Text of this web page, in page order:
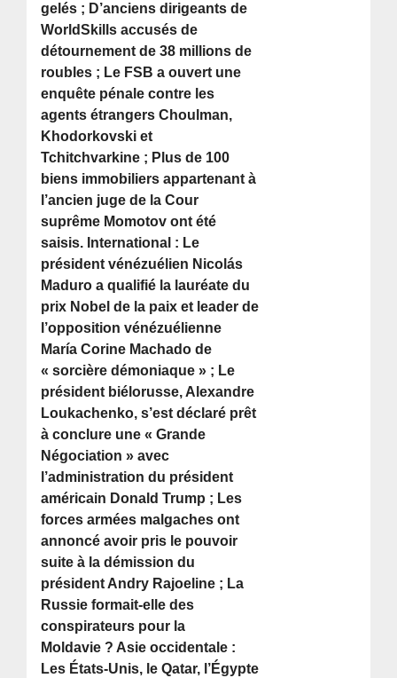
gelés ; D’anciens dirigeants de
WorldSkills accusés de
détournement de 38 millions de
roubles ; Le FSB a ouvert une
enquête pénale contre les
agents étrangers Choulman,
Khodorkovski et
Tchitchvarkine ; Plus de 100
biens immobiliers appartenant à
l’ancien juge de la Cour
suprême Momotov ont été
saisis. International : Le
président vénézuélien Nicolás
Maduro a qualifié la lauréate du
prix Nobel de la paix et leader de
l’opposition vénézuélienne
María Corine Machado de
« sorcière démoniaque » ; Le
président biélorusse, Alexandre
Loukachenko, s’est déclaré prêt
à conclure une « Grande
Négociation » avec
l’administration du président
américain Donald Trump ; Les
forces armées malgaches ont
annoncé avoir pris le pouvoir
suite à la démission du
président Andry Rajoeline ; La
Russie formait-elle des
conspirateurs pour la
Moldavie ? Asie occidentale :
Les États-Unis, le Qatar, l’Égypte